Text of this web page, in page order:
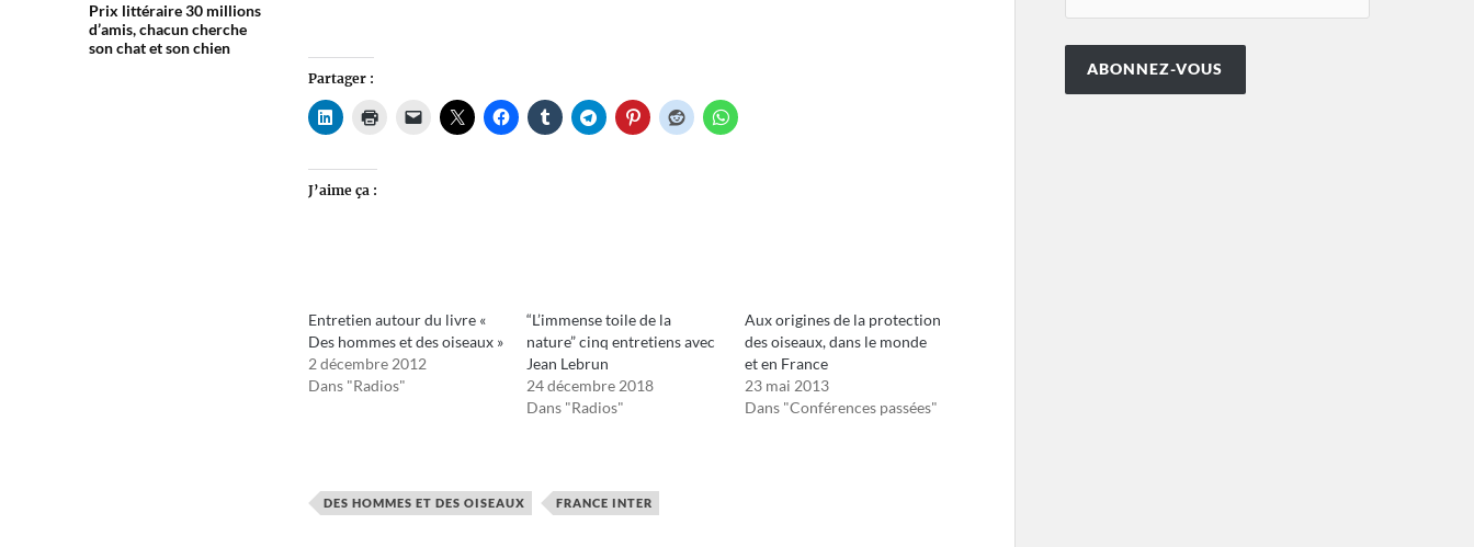
Prix littéraire 30 millions
d’amis, chacun cherche
son chat et son chien
Partager :
J’aime ça :
Entretien autour du livre «
Des hommes et des oiseaux »
2 décembre 2012
Dans "Radios"
“L’immense toile de la
nature” cinq entretiens avec
Jean Lebrun
24 décembre 2018
Dans "Radios"
Aux origines de la protection
des oiseaux, dans le monde
et en France
23 mai 2013
Dans "Conférences passées"
DES HOMMES ET DES OISEAUX FRANCE INTER
ABONNEZ-VOUS